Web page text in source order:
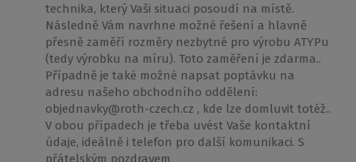
technika, který Vaši situaci posoudí na místě.
Následně Vám navrhne možné řešení a hlavně
přesně zaměří rozměry nezbytné pro výrobu ATYPu
(tedy výrobku na míru). Toto zaměření je zdarma..
Případně je také možné napsat poptávku na
adresu našeho obchodního oddělení:
objednavky@roth-czech.cz , kde lze domluvit totéž..
V obou případech je třeba uvést Vaše kontaktní
údaje, ideálně i telefon pro další komunikaci. S
přátelským pozdravem